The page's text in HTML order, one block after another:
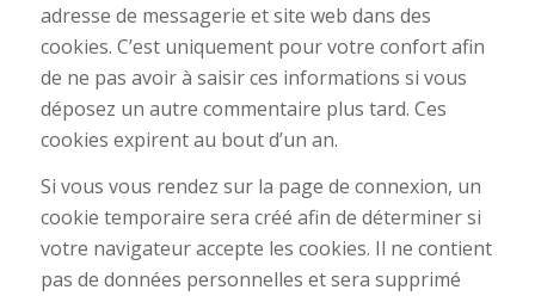
adresse de messagerie et site web dans des
cookies. C’est uniquement pour votre confort afin
de ne pas avoir à saisir ces informations si vous
déposez un autre commentaire plus tard. Ces
cookies expirent au bout d’un an.
Si vous vous rendez sur la page de connexion, un
cookie temporaire sera créé afin de déterminer si
votre navigateur accepte les cookies. Il ne contient
pas de données personnelles et sera supprimé